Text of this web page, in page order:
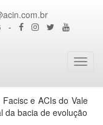
-
e ACIs do Vale
da bacia de evolução